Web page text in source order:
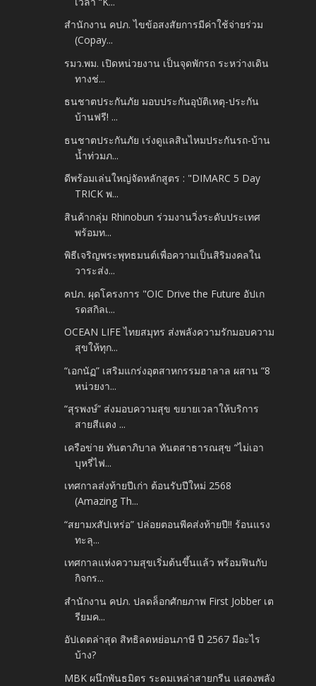
สำนักงาน คปภ. ไขข้อสงสัยการมีค่าใช้จ่ายร่วม
(Copay...
รมว.พม. เปิดหน่วยงาน เป็นจุดพักรถ ระหว่างเดิน
ทางช่...
ธนชาตประกันภัย มอบประกันอุบัติเหตุ-ประกัน
บ้านฟรี! ...
ธนชาตประกันภัย เร่งดูแลสินไหมประกันรถ-บ้าน
น้ำท่วมภ...
ดีพร้อมเล่นใหญ่จัดหลักสูตร : "DIMARC 5 Day
TRICK พ...
สินค้ากลุ่ม Rhinobun ร่วมงานวิ่งระดับประเทศ
พร้อมท...
พิธีเจริญพระพุทธมนต์เพื่อความเป็นสิริมงคลใน
วาระส่ง...
คปภ. ผุดโครงการ "OIC Drive the Future อัปเก
รดสกิลเ...
OCEAN LIFE ไทยสมุทร ส่งพลังความรักมอบความ
สุขให้ทุก...
“เอกนัฏ” เสริมแกร่งอุตสาหกรรมฮาลาล ผสาน “8
หน่วยงา...
“สุรพงษ์” ส่งมอบความสุข ขยายเวลาให้บริการ
สายสีแดง ...
เครือข่าย ทันตาภิบาล ทันตสาธารณสุข “ไม่เอา
บุหรี่ไฟ...
เทศกาลส่งท้ายปีเก่า ต้อนรับปีใหม่ 2568
(Amazing Th...
“สยามxสัปเหร่อ” ปล่อยตอนพีคส่งท้ายปี!! ร้อนแรง
ทะลุ...
เทศกาลแห่งความสุขเริ่มต้นขึ้นแล้ว พร้อมฟินกับ
กิจกร...
สำนักงาน คปภ. ปลดล็อกศักยภาพ First Jobber เต
รียมค...
อัปเดตล่าสุด สิทธิลดหย่อนภาษี ปี 2567 มีอะไร
บ้าง?
MBK ผนึกพันธมิตร ระดมเหล่าสายกรีน แสดงพลัง